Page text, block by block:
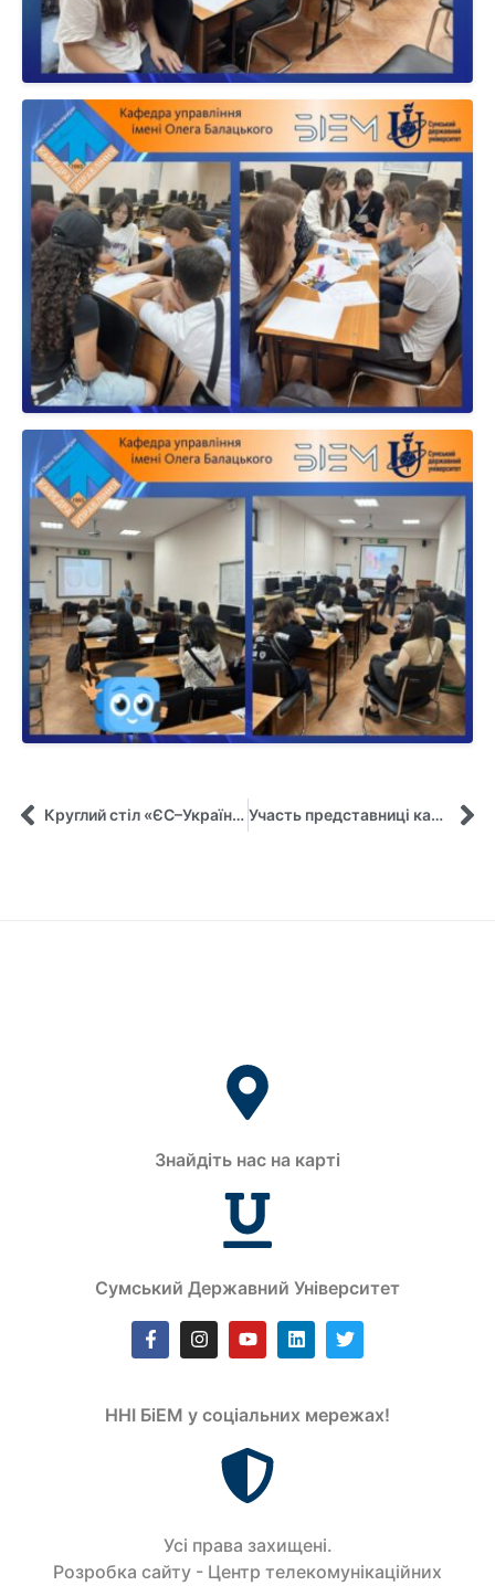
Круглий стіл «ЄС–Україна: результати інтеграції у сфері енергетики та перспективи подальшого розвитку» об’єднав представників влади, науковців та молодь Участь представниці кафедри управління у “Другому форумі української громади в Нідерландах”
Знайдіть нас на карті
Сумський Державний Університет
ННІ БіЕМ у соціальних мережах!
Усi права захищенi.
Розробка сайту - Центр телекомунікаційних